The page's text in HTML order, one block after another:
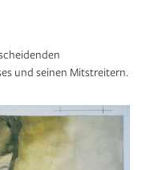
und seinen Mitstreitern.